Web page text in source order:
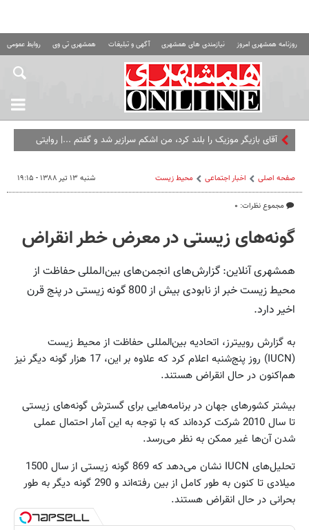
روزنامه همشهری امروز نیازمندی های همشهری آگهی و تبلیغات همشهری تی وی روابط عمومی
آقای بازیگر موزیک را بلند کرد، من اشکم سرازیر شد و گفتم ...| روایتی
صفحه اصلی اخبار اجتماعی محیط زیست
مجموع نظرات: ۰
شنبه ۱۳ تیر ۱۳۸۸ - ۱۹:۱۵
گونه‌های زیستی در معرض خطر انقراض
همشهری آنلاین: گزارش‌های انجمن‌های بین‌المللی حفاظت از
محیط زیست خبر از نابودی بیش از 800 گونه زیستی در پنج قرن
اخیر دارد.
به گزارش روییترز، اتحادیه بین‌المللی حفاظت از محیط زیست
(IUCN) روز پنج‌شنبه اعلام کرد که علاوه بر این، 17 هزار گونه دیگر نیز
هم‌اکنون در حال انقراض هستند.
بیشتر کشورهای جهان در برنامه‌هایی برای گسترش گونه‌های زیستی
تا سال 2010 شرکت کرده‌اند که با توجه به این آمار احتمال عملی
شدن آن‌ها غیر ممکن به نظر می‌رسد.
تحلیل‌های IUCN نشان می‌دهد که 869 گونه زیستی از سال 1500
میلادی تا کنون به طور کامل از بین رفته‌اند و 290 گونه دیگر به طور
بحرانی در حال انقراض هستند.